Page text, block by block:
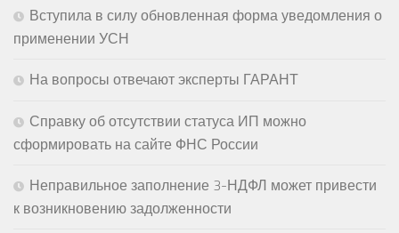
Вступила в силу обновленная форма уведомления о
применении УСН
На вопросы отвечают эксперты ГАРАНТ
Справку об отсутствии статуса ИП можно
сформировать на сайте ФНС России
Неправильное заполнение 3-НДФЛ может привести
к возникновению задолженности